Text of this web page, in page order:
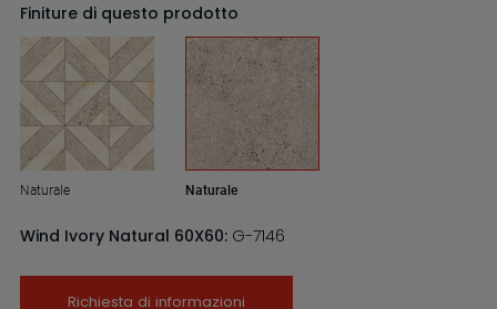
Finiture di questo prodotto
Naturale Naturale
Wind Ivory Natural 60X60: G-7146
Richiesta di informazioni